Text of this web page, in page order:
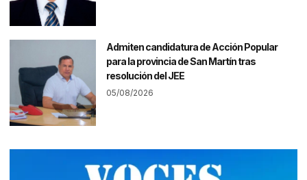
Admiten candidatura de Acción Popular
para la provincia de San Martín tras
resolución del JEE
05/08/2026